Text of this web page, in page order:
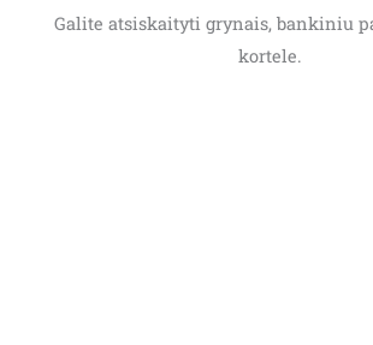
Galite atsiskaityti grynais, bankiniu
kortele.